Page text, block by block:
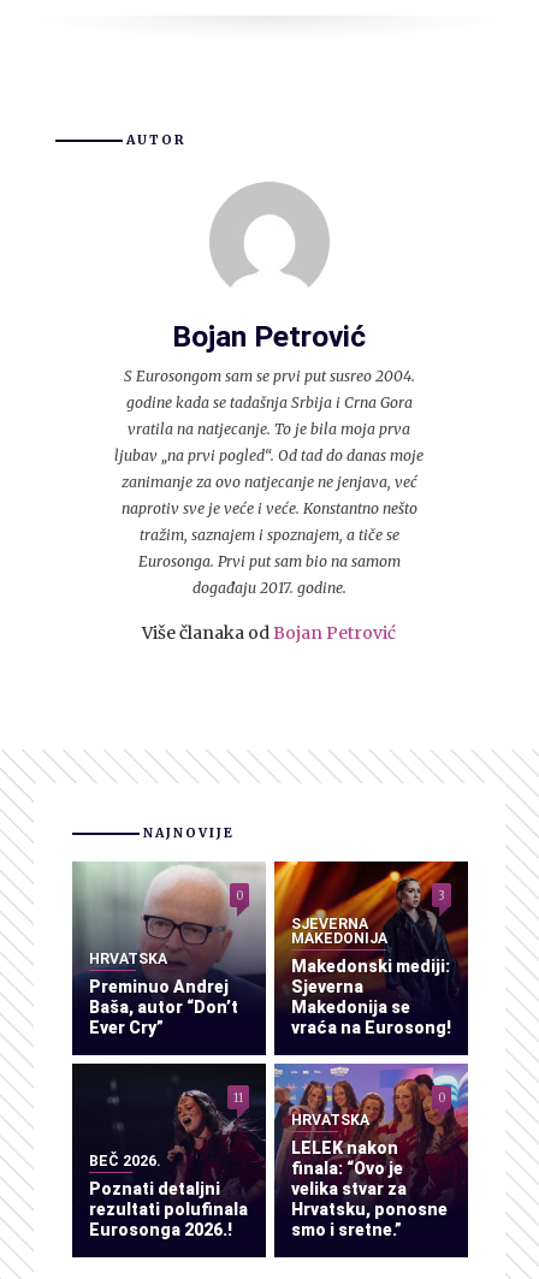
AUTOR
Bojan Petrović
S Eurosongom sam se prvi put susreo 2004.
godine kada se tadašnja Srbija i Crna Gora
vratila na natjecanje. To je bila moja prva
ljubav „na prvi pogled“. Od tad do danas moje
zanimanje za ovo natjecanje ne jenjava, već
naprotiv sve je veće i veće. Konstantno nešto
tražim, saznajem i spoznajem, a tiče se
Eurosonga. Prvi put sam bio na samom
događaju 2017. godine.
Više članaka odBojan Petrović
NAJNOVIJE
HRVATSKA
Preminuo Andrej
Baša, autor “Don’t
Ever Cry”
0
SJEVERNA
MAKEDONIJA
Makedonski mediji:
Sjeverna
Makedonija se
vraća na Eurosong!
3
BEČ 2026.
Poznati detaljni
rezultati polufinala
Eurosonga 2026.!
11
HRVATSKA
LELEK nakon
finala: “Ovo je
velika stvar za
Hrvatsku, ponosne
smo i sretne.”
0